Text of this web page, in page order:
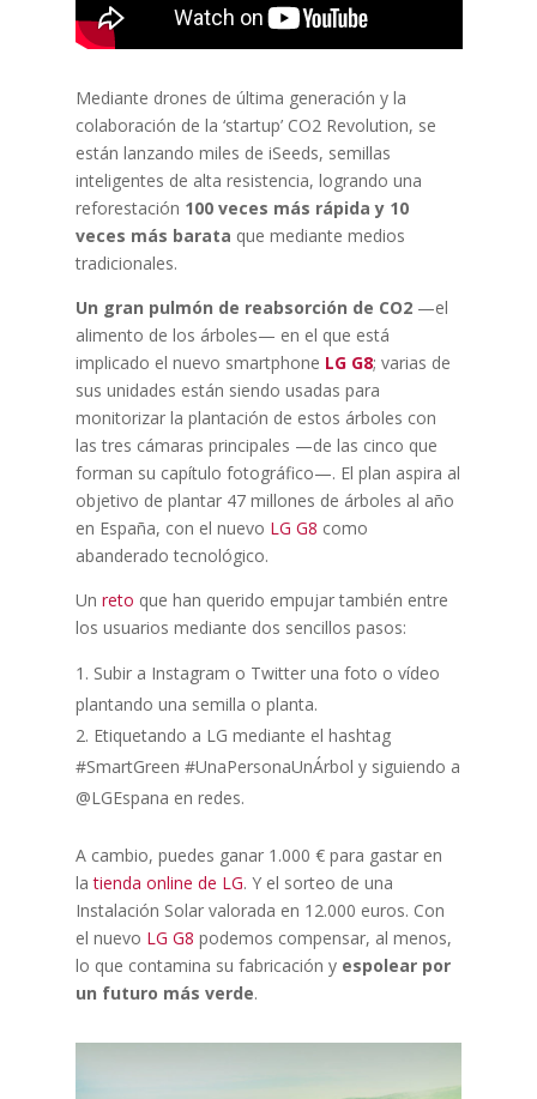
Mediante drones de última generación y la
colaboración de la ‘startup’ CO2 Revolution, se
están lanzando miles de iSeeds, semillas
inteligentes de alta resistencia, logrando una
reforestación 100 veces más rápida y 10
veces más barata que mediante medios
tradicionales.
Un gran pulmón de reabsorción de CO2—el
alimento de los árboles— en el que está
implicado el nuevo smartphone LG G8; varias de
sus unidades están siendo usadas para
monitorizar la plantación de estos árboles con
las tres cámaras principales —de las cinco que
forman su capítulo fotográfico—. El plan aspira al
objetivo de plantar 47 millones de árboles al año
en España, con el nuevo LG G8 como
abanderado tecnológico.
Un reto que han querido empujar también entre
los usuarios mediante dos sencillos pasos:
Subir a Instagram o Twitter una foto o vídeo
plantando una semilla o planta.
Etiquetando a LG mediante el hashtag
#SmartGreen #UnaPersonaUnÁrbol y siguiendo a
@LGEspana en redes.
A cambio, puedes ganar 1.000 € para gastar en
latienda online de LG. Y el sorteo de una
Instalación Solar valorada en 12.000 euros. Con
el nuevo LG G8 podemos compensar, al menos,
lo que contamina su fabricación y espolear por
un futuro más verde.